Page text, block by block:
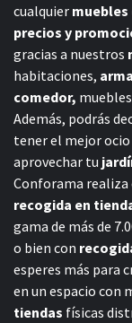
cualquier muebles
precios y
gracias a nuestros
habitaciones,
comedor,
Además, podrás
tener el mejor
aprovechar tu
Conforama realiza
recogida en
gama de más de
o bien con
esperes más para
en un espacio con
tiendas físicas